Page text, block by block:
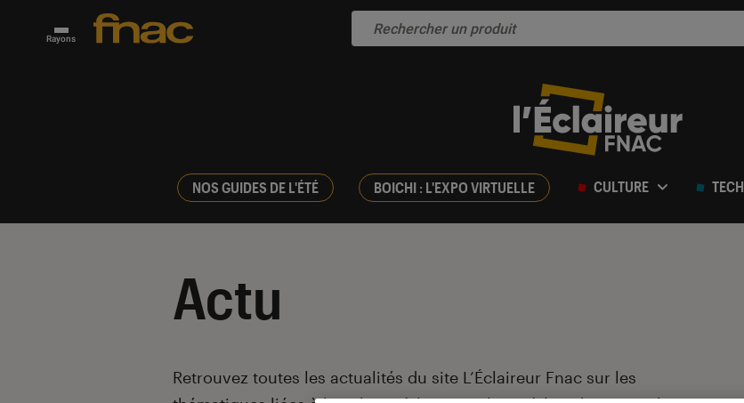
Rayons
NOS GUIDES DE L'ÉTÉ BOICHI : L'EXPO VIRTUELLE CULTURE TECH
Actu
Introduction
Retrouvez toutes les actualités du site L’Éclaireur Fnac sur les